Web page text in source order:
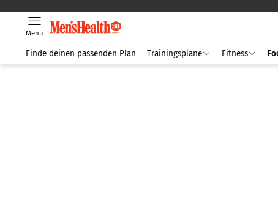
Menü
Finde deinen passenden Plan Trainingspläne Fitness